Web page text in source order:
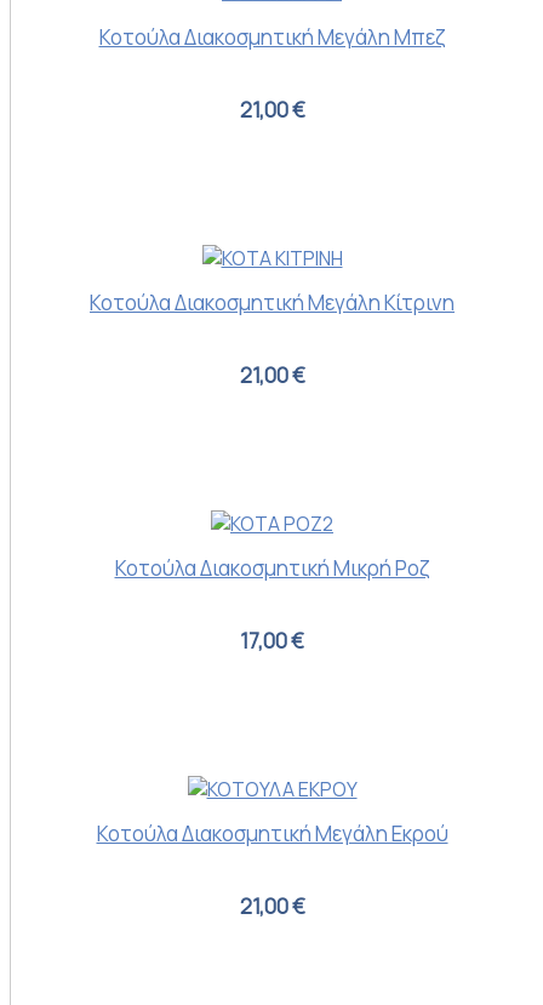
Κοτούλα Διακοσμητική Μεγάλη Μπεζ
21,00 €
Κοτούλα Διακοσμητική Μεγάλη Κίτρινη
21,00 €
Κοτούλα Διακοσμητική Μικρή Ροζ
17,00 €
Κοτούλα Διακοσμητική Μεγάλη Εκρού
21,00 €